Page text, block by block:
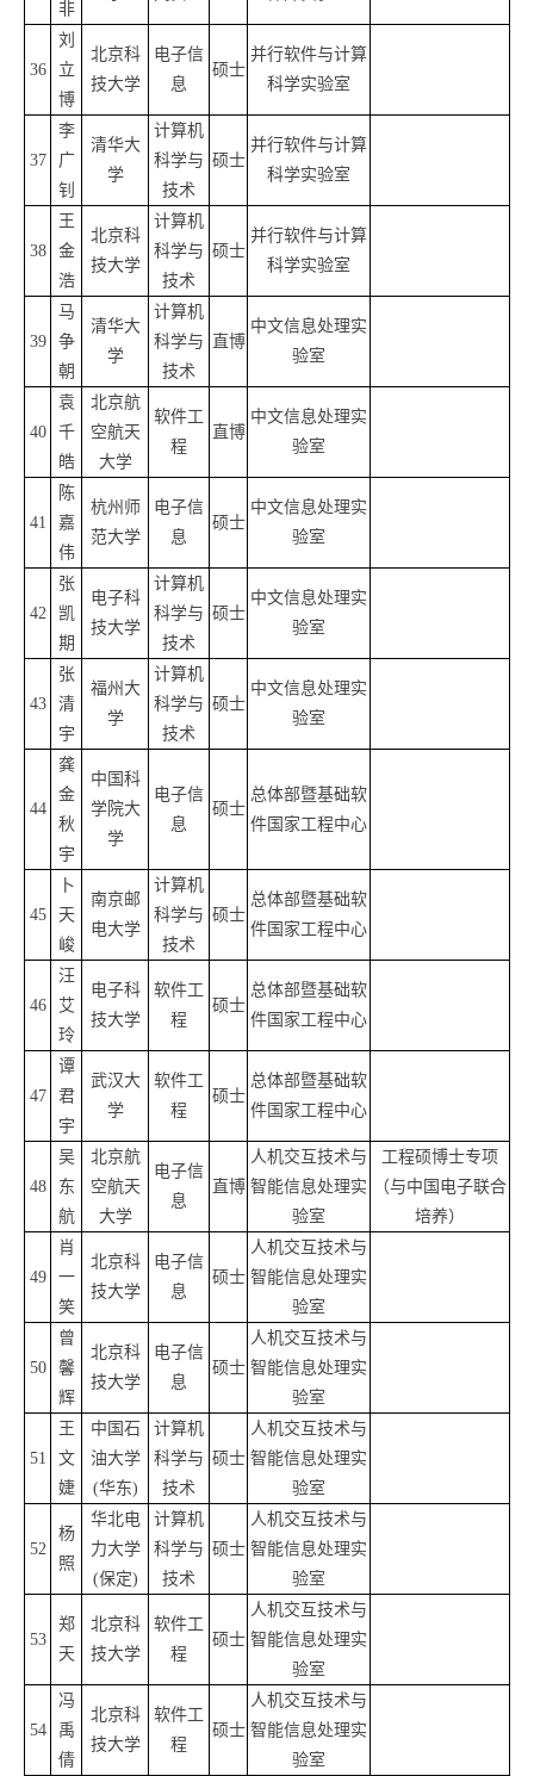
非
36
刘
立
博
北京科
技大学
电子信
息
硕士
并行软件与计算
科学实验室
37
李
广
钊
清华大
学
计算机
科学与
技术
硕士
并行软件与计算
科学实验室
38
王
金
浩
北京科
技大学
计算机
科学与
技术
硕士
并行软件与计算
科学实验室
39
马
争
朝
清华大
学
计算机
科学与
技术
直博
中文信息处理实
验室
40
袁
千
皓
北京航
空航天
大学
软件工
程
直博
中文信息处理实
验室
41
陈
嘉
伟
杭州师
范大学
电子信
息
硕士
中文信息处理实
验室
42
张
凯
期
电子科
技大学
计算机
科学与
技术
硕士
中文信息处理实
验室
43
张
清
宇
福州大
学
计算机
科学与
技术
硕士
中文信息处理实
验室
44
龚
金
秋
宇
中国科
学院大
学
电子信
息
硕士
总体部暨基础软
件国家工程中心
45
卜
天
峻
南京邮
电大学
计算机
科学与
技术
硕士
总体部暨基础软
件国家工程中心
46
汪
艾
玲
电子科
技大学
软件工
程
硕士
总体部暨基础软
件国家工程中心
47
谭
君
宇
武汉大
学
软件工
程
硕士
总体部暨基础软
件国家工程中心
48
吴
东
航
北京航
空航天
大学
电子信
息
直博
人机交互技术与
智能信息处理实
验室
工程硕博士专项
（与中国电子联合
培养）
49
肖
一
笑
北京科
技大学
电子信
息
硕士
人机交互技术与
智能信息处理实
验室
50
曾
馨
辉
北京科
技大学
电子信
息
硕士
人机交互技术与
智能信息处理实
验室
51
王
文
婕
中国石
油大学
(华东)
计算机
科学与
技术
硕士
人机交互技术与
智能信息处理实
验室
52
杨
照
华北电
力大学
(保定)
计算机
科学与
技术
硕士
人机交互技术与
智能信息处理实
验室
53
郑
天
北京科
技大学
软件工
程
硕士
人机交互技术与
智能信息处理实
验室
54
冯
禹
倩
北京科
技大学
软件工
程
硕士
人机交互技术与
智能信息处理实
验室